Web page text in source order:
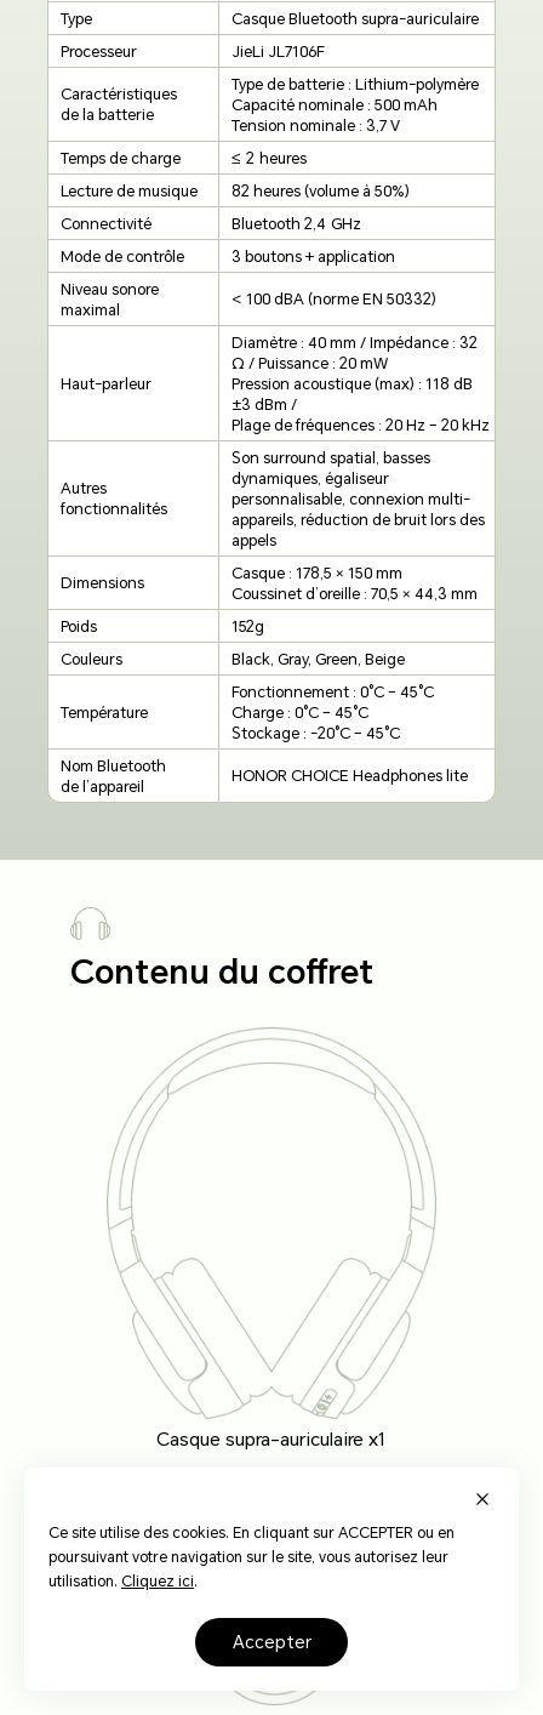
Type
Casque Bluetooth supra-auriculaire
Processeur
JieLi JL7106F
Caractéristiques
de la batterie
Type de batterie : Lithium-polymère
Capacité nominale : 500 mAh
Tension nominale : 3,7 V
Temps de charge
≤ 2 heures
Lecture de musique
82 heures (volume à 50%)
Connectivité
Bluetooth 2,4 GHz
Mode de contrôle
3 boutons + application
Niveau sonore
maximal
< 100 dBA (norme EN 50332)
Haut-parleur
Diamètre : 40 mm / Impédance : 32
Ω / Puissance : 20 mW
Pression acoustique (max) : 118 dB
±3 dBm /
Plage de fréquences : 20 Hz – 20 kHz
Autres
fonctionnalités
Son surround spatial, basses
dynamiques, égaliseur
personnalisable, connexion multi-
appareils, réduction de bruit lors des
appels
Dimensions
Casque : 178,5 × 150 mm
Coussinet d’oreille : 70,5 × 44,3 mm
Poids
152g
Couleurs
Black, Gray, Green, Beige
Température
Fonctionnement : 0°C – 45°C
Charge : 0°C – 45°C
Stockage : -20°C – 45°C
Nom Bluetooth
de l’appareil
HONOR CHOICE Headphones lite
Contenu du coffret
Casque supra-auriculaire x1
Ce site utilise des cookies. En cliquant sur ACCEPTER ou en
poursuivant votre navigation sur le site, vous autorisez leur
utilisation. Cliquez ici.
accepter